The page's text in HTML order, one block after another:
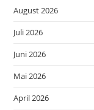
August 2026
Juli 2026
Juni 2026
Mai 2026
April 2026